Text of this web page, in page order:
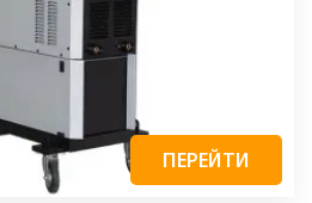
ПЕРЕЙТИ